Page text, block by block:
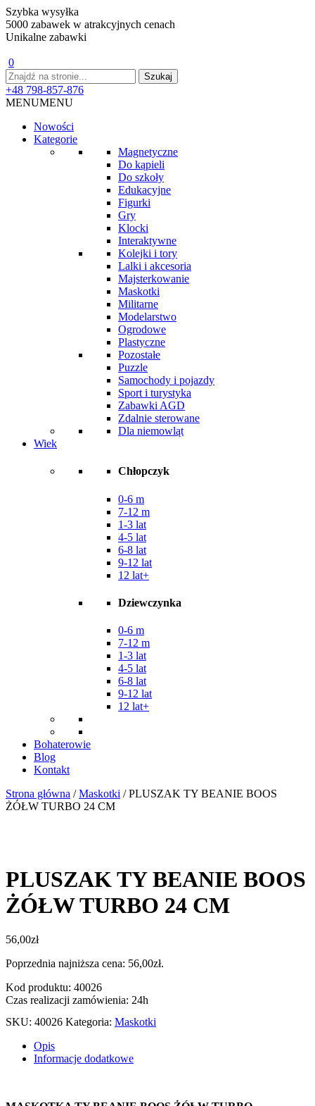
Szybka wysyłka
5000 zabawek w atrakcyjnych cenach
Unikalne zabawki
0
+48 798-857-876
MENUMENU
Nowości
Kategorie
Magnetyczne
Do kąpieli
Do szkoły
Edukacyjne
Figurki
Gry
Klocki
Interaktywne
Kolejki i tory
Lalki i akcesoria
Majsterkowanie
Maskotki
Militarne
Modelarstwo
Ogrodowe
Plastyczne
Pozostałe
Puzzle
Samochody i pojazdy
Sport i turystyka
Zabawki AGD
Zdalnie sterowane
Dla niemowląt
Wiek
Chłopczyk
0-6 m
7-12 m
1-3 lat
4-5 lat
6-8 lat
9-12 lat
12 lat+
Dziewczynka
0-6 m
7-12 m
1-3 lat
4-5 lat
6-8 lat
9-12 lat
12 lat+
Bohaterowie
Blog
Kontakt
Strona główna /Maskotki / PLUSZAK TY BEANIE BOOS
ŻÓŁW TURBO 24 CM
PLUSZAK TY BEANIE BOOS
ŻÓŁW TURBO 24 CM
56,00zł
Poprzednia najniższa cena: 56,00zł.
Kod produktu: 40026
Czas realizacji zamówienia: 24h
SKU: 40026 Kategoria: Maskotki
Opis
Informacje dodatkowe